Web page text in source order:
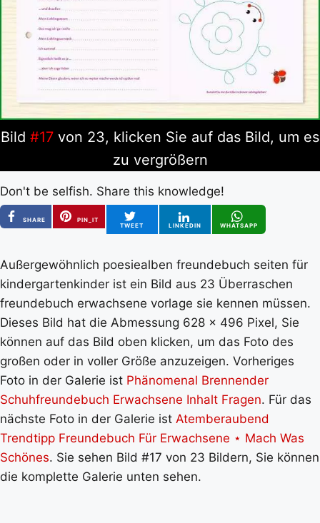
Bild #17 von 23, klicken Sie auf das Bild, um es
zu vergrößern
Don't be selfish. Share this knowledge!
SHARE
PIN_IT
TWEET
LINKEDIN WHATSAPP
Außergewöhnlich poesiealben freundebuch seiten für
kindergartenkinder ist ein Bild aus 23 Überraschen
freundebuch erwachsene vorlage sie kennen müssen.
Dieses Bild hat die Abmessung 628 x 496 Pixel, Sie
können auf das Bild oben klicken, um das Foto des
großen oder in voller Größe anzuzeigen. Vorheriges
Foto in der Galerie ist Phänomenal Brennender
Schuhfreundebuch Erwachsene Inhalt Fragen. Für das
nächste Foto in der Galerie ist Atemberaubend
Trendtipp Freundebuch Für Erwachsene ⋆ Mach Was
Schönes. Sie sehen Bild #17 von 23 Bildern, Sie können
die komplette Galerie unten sehen.